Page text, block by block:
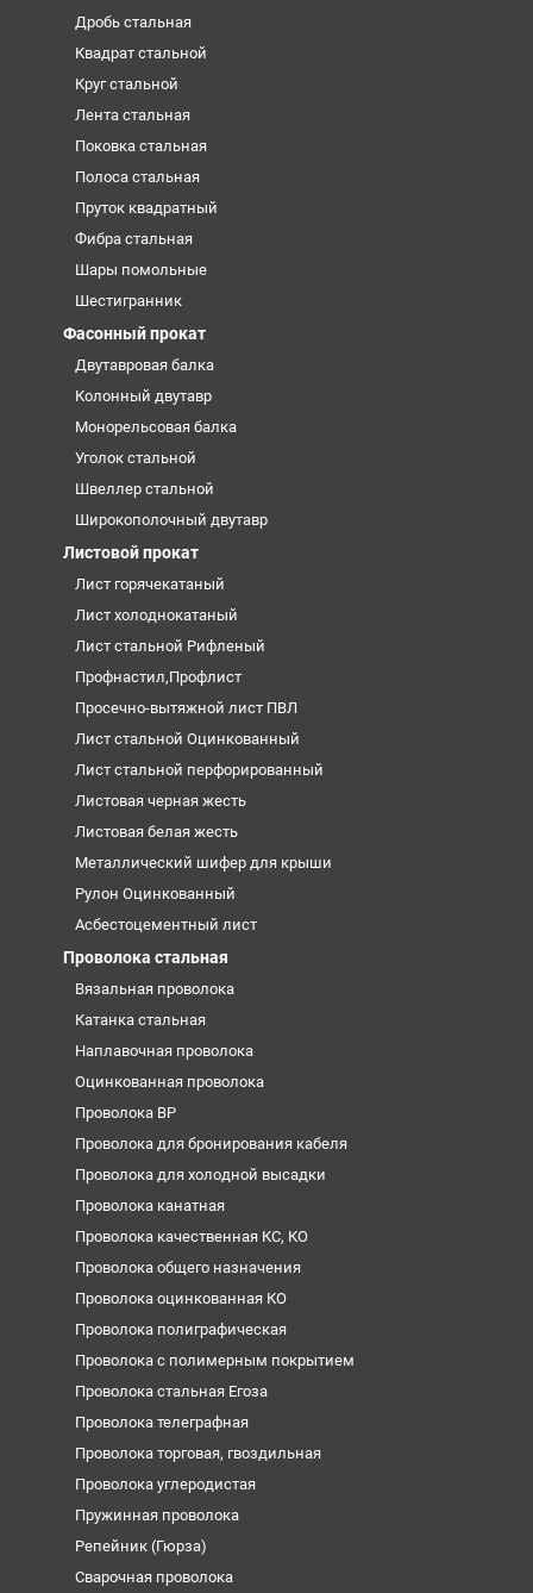
Дробь стальная
Квадрат стальной
Круг стальной
Лента стальная
Поковка стальная
Полоса стальная
Пруток квадратный
Фибра стальная
Шары помольные
Шестигранник
Фасонный прокат
Двутавровая балка
Колонный двутавр
Монорельсовая балка
Уголок стальной
Швеллер стальной
Широкополочный двутавр
Листовой прокат
Лист горячекатаный
Лист холоднокатаный
Лист стальной Рифленый
Профнастил,Профлист
Просечно-вытяжной лист ПВЛ
Лист стальной Оцинкованный
Лист стальной перфорированный
Листовая черная жесть
Листовая белая жесть
Металлический шифер для крыши
Рулон Оцинкованный
Асбестоцементный лист
Проволока стальная
Вязальная проволока
Катанка стальная
Наплавочная проволока
Оцинкованная проволока
Проволока ВР
Проволока для бронирования кабеля
Проволока для холодной высадки
Проволока канатная
Проволока качественная КС, КО
Проволока общего назначения
Проволока оцинкованная КО
Проволока полиграфическая
Проволока с полимерным покрытием
Проволока стальная Егоза
Проволока телеграфная
Проволока торговая, гвоздильная
Проволока углеродистая
Пружинная проволока
Репейник (Гюрза)
Сварочная проволока